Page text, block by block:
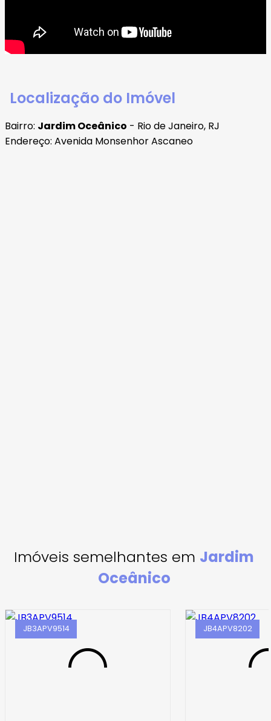
Localização do Imóvel
Bairro: Jardim Oceânico - Rio de Janeiro, RJ
Endereço: Avenida Monsenhor Ascaneo
Imóveis semelhantes em Jardim
Oceânico
JB3APV9514 JB4APV8202